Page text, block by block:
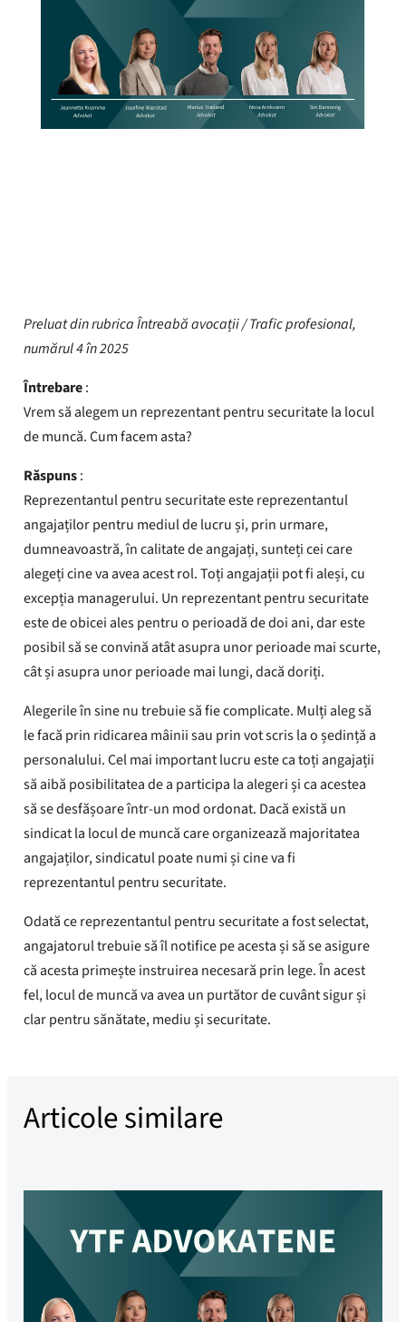
Preluat din rubrica Întreabă avocații /Trafic profesional,
numărul 4 în 2025
Întrebare:
Vrem să alegem un reprezentant pentru securitate la locul
de muncă. Cum facem asta?
Răspuns:
Reprezentantul pentru securitate este reprezentantul
angajaților pentru mediul de lucru și, prin urmare,
dumneavoastră, în calitate de angajați, sunteți cei care
alegeți cine va avea acest rol. Toți angajații pot fi aleși, cu
excepția managerului. Un reprezentant pentru securitate
este de obicei ales pentru o perioadă de doi ani, dar este
posibil să se convină atât asupra unor perioade mai scurte,
cât și asupra unor perioade mai lungi, dacă doriți.
Alegerile în sine nu trebuie să fie complicate. Mulți aleg să
le facă prin ridicarea mâinii sau prin vot scris la o ședință a
personalului. Cel mai important lucru este ca toți angajații
să aibă posibilitatea de a participa la alegeri și ca acestea
să se desfășoare într-un mod ordonat. Dacă există un
sindicat la locul de muncă care organizează majoritatea
angajaților, sindicatul poate numi și cine va fi
reprezentantul pentru securitate.
Odată ce reprezentantul pentru securitate a fost selectat,
angajatorul trebuie să îl notifice pe acesta și să se asigure
că acesta primește instruirea necesară prin lege. În acest
fel, locul de muncă va avea un purtător de cuvânt sigur și
clar pentru sănătate, mediu și securitate.
Articole similare